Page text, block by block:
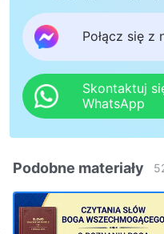
Połącz się z
Skontaktuj
WhatsApp
Podobne materiały